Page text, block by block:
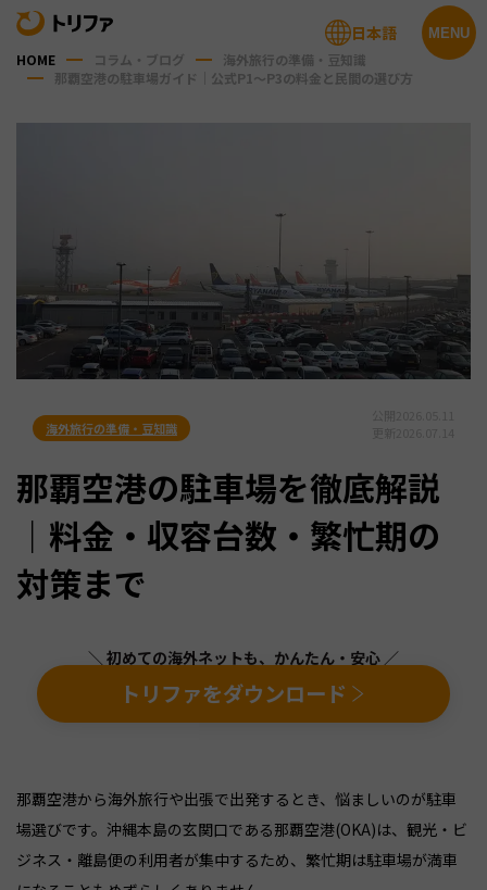
MENU
日本語
HOME コラム・ブログ
海外旅行の準備・豆知識
那覇空港の駐車場ガイド｜公式P1〜P3の料金と民間の選び方
海外旅行の準備・豆知識
那覇空港の駐車場を徹底解説
｜料金・収容台数・繁忙期の
対策まで
＼ 初めての海外ネットも、かんたん・安心 ／
トリファをダウンロード
那覇空港から海外旅行や出張で出発するとき、悩ましいのが駐車
場選びです。沖縄本島の玄関口である那覇空港(OKA)は、観光・ビ
ジネス・離島便の利用者が集中するため、繁忙期は駐車場が満車